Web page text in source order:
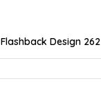
Flashback Design 262